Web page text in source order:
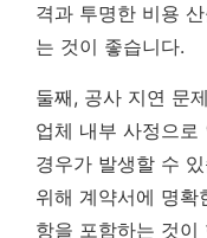
격과 투명한 비용
는 것이 좋습니다.
둘째, 공사 지연 문
업체 내부 사정으
경우가 발생할 수
위해 계약서에 명
항을 포함하는 것이